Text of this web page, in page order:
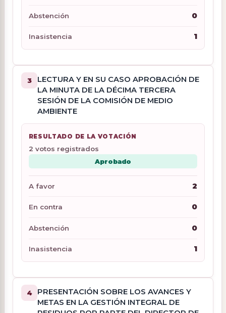
Abstención 0
Inasistencia 1
3
LECTURA Y EN SU CASO APROBACIÓN DE
LA MINUTA DE LA DÉCIMA TERCERA
SESIÓN DE LA COMISIÓN DE MEDIO
AMBIENTE
RESULTADO DE LA VOTACIÓN
2 votos registrados
Aprobado
A favor 2
En contra 0
Abstención 0
Inasistencia 1
4
PRESENTACIÓN SOBRE LOS AVANCES Y
METAS EN LA GESTIÓN INTEGRAL DE